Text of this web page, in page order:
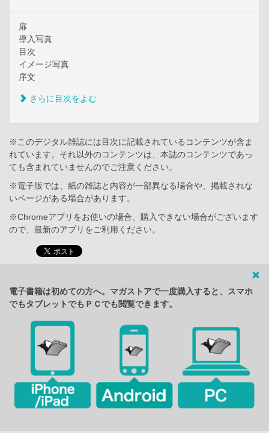
扉
導入写真
目次
イメージ写真
序文
さらに目次をよむ
※このデジタル雑誌には目次に記載されているコンテンツが含ま
れています。それ以外のコンテンツは、本誌のコンテンツであっ
ても含まれていませんのでご注意ください。
※電子版では、紙の雑誌と内容が一部異なる場合や、掲載されな
いページがある場合があります。
※Chromeアプリをお使いの場合、購入できない場合がございます
ので、最新のアプリをご利用ください。
電子書籍は初めての方へ。マガストアで一度購入すると、スマホ
でもタブレットでもＰＣでも閲覧できます。